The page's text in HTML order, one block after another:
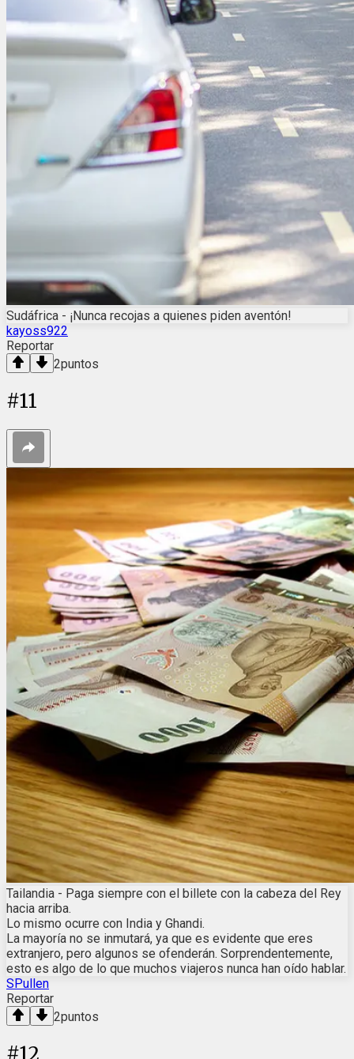
Sudáfrica - ¡Nunca recojas a quienes piden aventón!
kayoss922
Reportar
2puntos
#11
Tailandia - Paga siempre con el billete con la cabeza del Rey
hacia arriba.
Lo mismo ocurre con India y Ghandi.
La mayoría no se inmutará, ya que es evidente que eres
extranjero, pero algunos se ofenderán. Sorprendentemente,
esto es algo de lo que muchos viajeros nunca han oído hablar.
SPullen
Reportar
2puntos
#12